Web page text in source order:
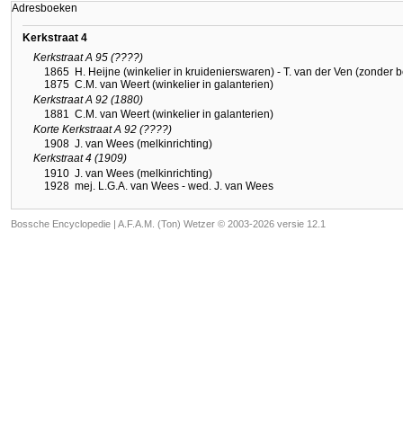
Adresboeken
Kerkstraat 4
Kerkstraat A 95 (????)
1865 H. Heijne (winkelier in kruidenierswaren) - T. van der Ven (zonder
1875 C.M. van Weert (winkelier in galanterien)
Kerkstraat A 92 (1880)
1881 C.M. van Weert (winkelier in galanterien)
Korte Kerkstraat A 92 (????)
1908 J. van Wees (melkinrichting)
Kerkstraat 4 (1909)
1910 J. van Wees (melkinrichting)
1928 mej. L.G.A. van Wees - wed. J. van Wees
Bossche Encyclopedie | A.F.A.M. (Ton) Wetzer © 2003-2026 versie 12.1